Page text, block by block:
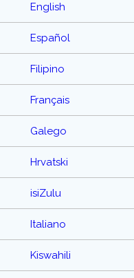
English
Español
Filipino
Français
Galego
Hrvatski
isiZulu
Italiano
Kiswahili